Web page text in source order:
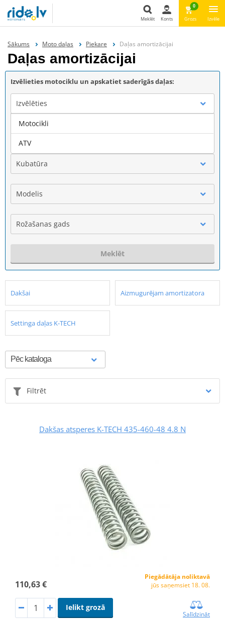
Meklēt Konts
0
Grozs Izvēle
Sākums Moto daļas Piekare Daļas amortizācijai
Daļas amortizācijai
Izvēlieties motociklu un apskatiet saderīgās daļas:
Izvēlēties
Marka
Kubatūra
Modelis
Rožašanas gads
Meklēt
Dakšai Aizmugurējam amortizatora
Settinga daļas K-TECH
Filtrēt
Dakšas atsperes K-TECH 435-460-48 4.8 N
110,63 €
Piegādātāja noliktavā
jūs saņemsiet 18. 08.
Ielikt grozā
Salīdzināt
Motocikli
ATV